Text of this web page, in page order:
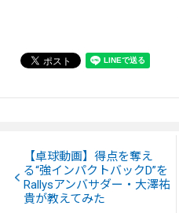
【卓球動画】得点を奪え
る“強インパクトバックD”を
Rallysアンバサダー・大澤祐
貴が教えてみた